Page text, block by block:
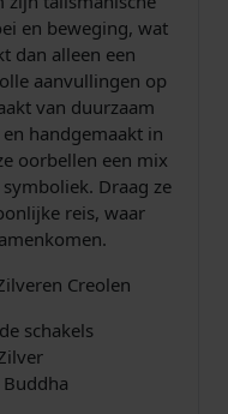
en beweging, wat
dan alleen een
aanvullingen op
van duurzaam
handgemaakt in
oorbellen een mix
Draag ze
reis, waar
Creolen
schakels